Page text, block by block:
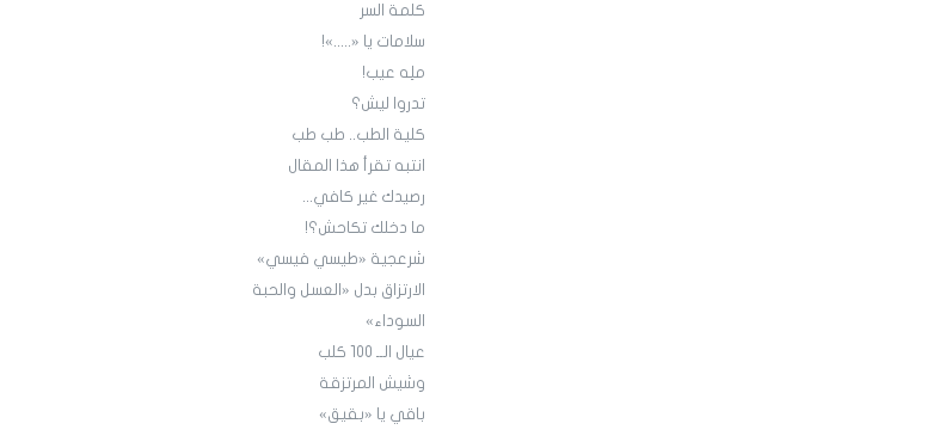
كلمة السر
سلامات يا «.....»!
ملِه عيب!
تدروا ليش؟
كلية الطب.. طب طب
انتبه تقرأ هذا المقال
رصيدك غير كافي...
ما دخلك تكاحش؟!
شرعجية «طيسي فيسي»
الارتزاق بدل «العسل والحبة
السوداء»
عيال الــ 100 كلب
وشيش المرتزقة
باقي يا «بقيق»